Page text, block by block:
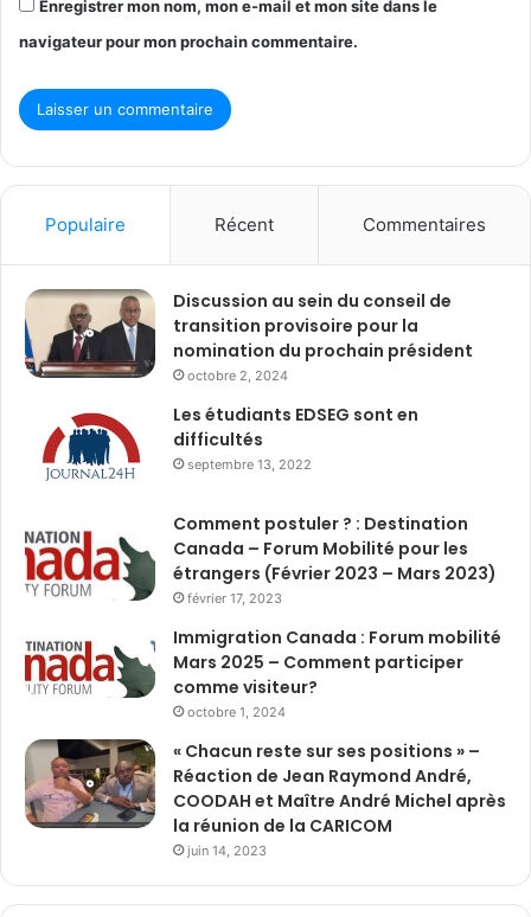
Enregistrer mon nom, mon e-mail et mon site dans le
navigateur pour mon prochain commentaire.
Populaire Récent Commentaires
Discussion au sein du conseil de
transition provisoire pour la
nomination du prochain président
octobre 2, 2024
Les étudiants EDSEG sont en
difficultés
septembre 13, 2022
Comment postuler ? : Destination
Canada – Forum Mobilité pour les
étrangers (Février 2023 – Mars 2023)
février 17, 2023
Immigration Canada : Forum mobilité
Mars 2025 – Comment participer
comme visiteur?
octobre 1, 2024
« Chacun reste sur ses positions » –
Réaction de Jean Raymond André,
COODAH et Maître André Michel après
la réunion de la CARICOM
juin 14, 2023